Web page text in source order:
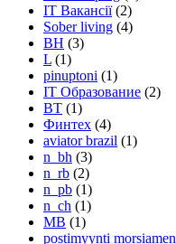
IT Вакансії(2)
Sober living (4)
BH (3)
L (1)
pinuptoni (1)
IT Образование (2)
BT (1)
Финтех (4)
aviator brazil (1)
n_bh (3)
n_rb (2)
n_pb (1)
n_ch (1)
MB (1)
postimyynti